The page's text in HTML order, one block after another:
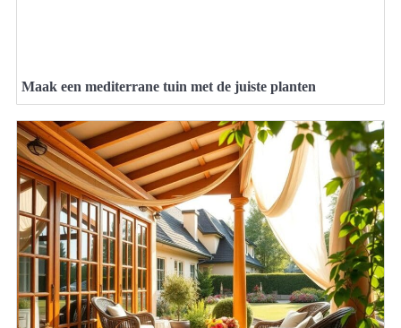
Maak een mediterrane tuin met de juiste planten